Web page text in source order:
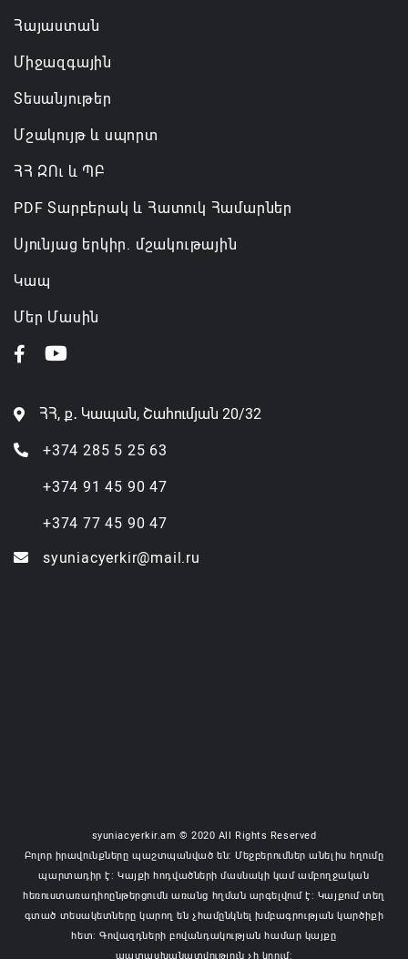
նախարարությունների անվանումները
06.08.2026 12:45
Հայաստան
Միջազգային
Տեսանյութեր
Մշակույթ և սպորտ
ՀՀ ԶՈւ և ՊԲ
PDF Տարբերակ և Հատուկ Համարներ
Սյունյաց երկիր. մշակութային
Կապ
Մեր Մասին
ՀՀ, ք․ Կապան, Շահումյան 20/32
+374 285 5 25 63
+374 91 45 90 47
+374 77 45 90 47
syuniacyerkir@mail.ru
syuniacyerkir.am © 2020 All Rights Reserved
Բոլոր իրավունքները պաշտպանված են: Մեջբերումներ անելիս հղումը
պարտադիր է: Կայքի հոդվածների մասնակի կամ ամբողջական
հեռուստառադիոընթերցումն առանց հղման արգելվում է: Կայքում տեղ
գտած տեսակետները կարող են չհամընկնել խմբագրության կարծիքի
հետ: Գովազդների բովանդակության համար կայքը
պատասխանատվություն չի կրում: